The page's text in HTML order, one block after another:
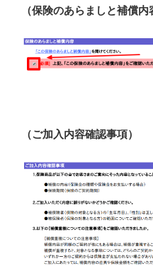
（保険のあらましと補償内
（ご加入内容確認事項）